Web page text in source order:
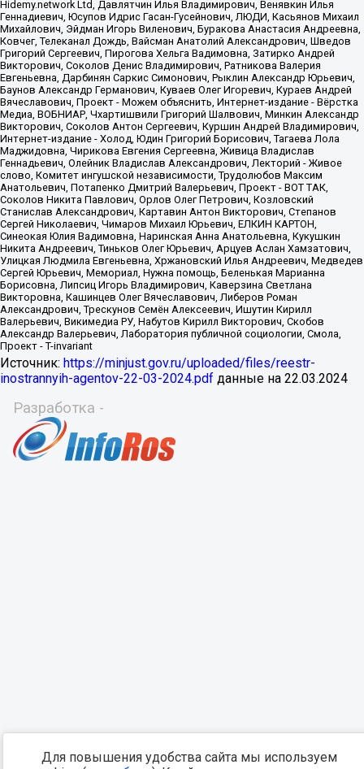
Источник: https://minjust.gov.ru/uploaded/files/reestr-
inostrannyih-agentov-22-03-2024.pdf данные на 22.03.2024
Разработка -
Для повышения удобства сайта мы используем